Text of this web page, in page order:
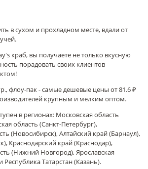
в сухом и прохладном месте, вдали от
краб, вы получаете не только вкусную
порадовать своих клиентов
флоу-пак - самые дешевые цены от 81.6 ₽
крупным и мелким оптом.
в регионах: Московская область
область (Санкт-Петербург),
(Новосибирск), Алтайский край (Барнаул),
Краснодарский край (Краснодар),
(Нижний Новгород), Ярославская
Республика Татарстан (Казань).